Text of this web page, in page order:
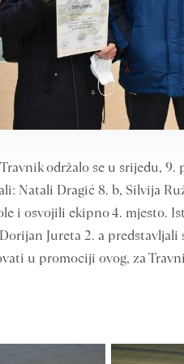
održalo se u srijedu, 9.
Natali Dragić 8. b, Silvija
i osvojili ekipno 4. mjesto.
Jureta 2. a
u promociji ovog, za